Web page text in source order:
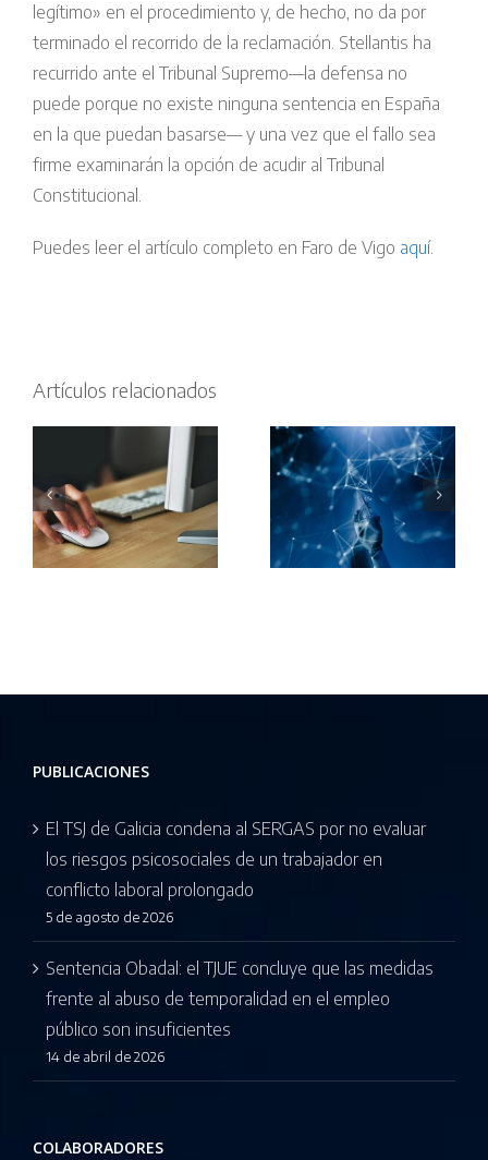
legítimo» en el procedimiento y, de hecho, no da por
terminado el recorrido de la reclamación. Stellantis ha
recurrido ante el Tribunal Supremo—la defensa no
puede porque no existe ninguna sentencia en España
en la que puedan basarse— y una vez que el fallo sea
firme examinarán la opción de acudir al Tribunal
Constitucional.
Puedes leer el artículo completo en Faro de Vigo aquí.
Artículos relacionados
Profesores
denuncian
que la IA
amenaza
más
indemnizar
a una
empleada
del hogar
PUBLICACIONES
El TSJ de Galicia condena al SERGAS por no evaluar
los riesgos psicosociales de un trabajador en
conflicto laboral prolongado
5 de agosto de 2026
Sentencia Obadal: el TJUE concluye que las medidas
frente al abuso de temporalidad en el empleo
público son insuficientes
14 de abril de 2026
COLABORADORES